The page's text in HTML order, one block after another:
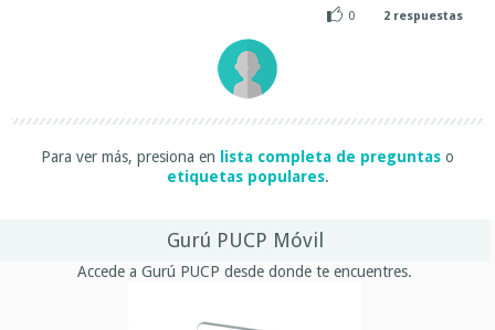
0
2 respuestas
Para ver más, presiona en lista completa de preguntas o
etiquetas populares.
Gurú PUCP Móvil
Accede a Gurú PUCP desde donde te encuentres.